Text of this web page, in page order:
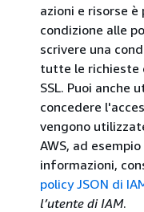
azioni e risorse
condizione alle
scrivere una
tutte le richieste
SSL. Puoi anche
concedere
vengono
AWS, ad
informazioni,
policy JSON di
l’utente di IAM.